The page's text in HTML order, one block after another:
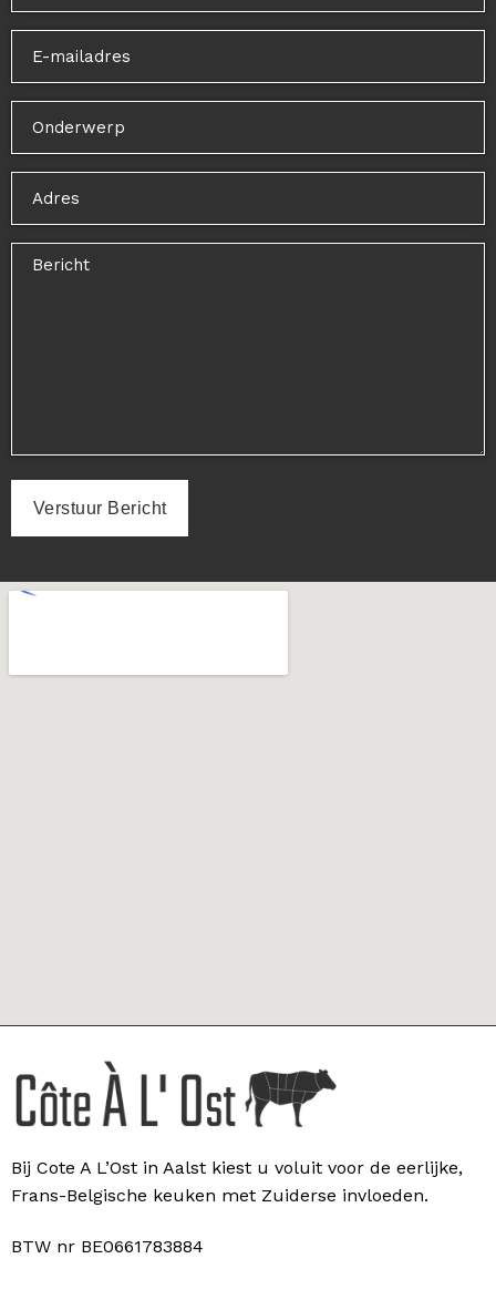
Bij Cote A L’Ost in Aalst kiest u voluit voor de eerlijke,
Frans-Belgische keuken met Zuiderse invloeden.
BTW nr BE0661783884